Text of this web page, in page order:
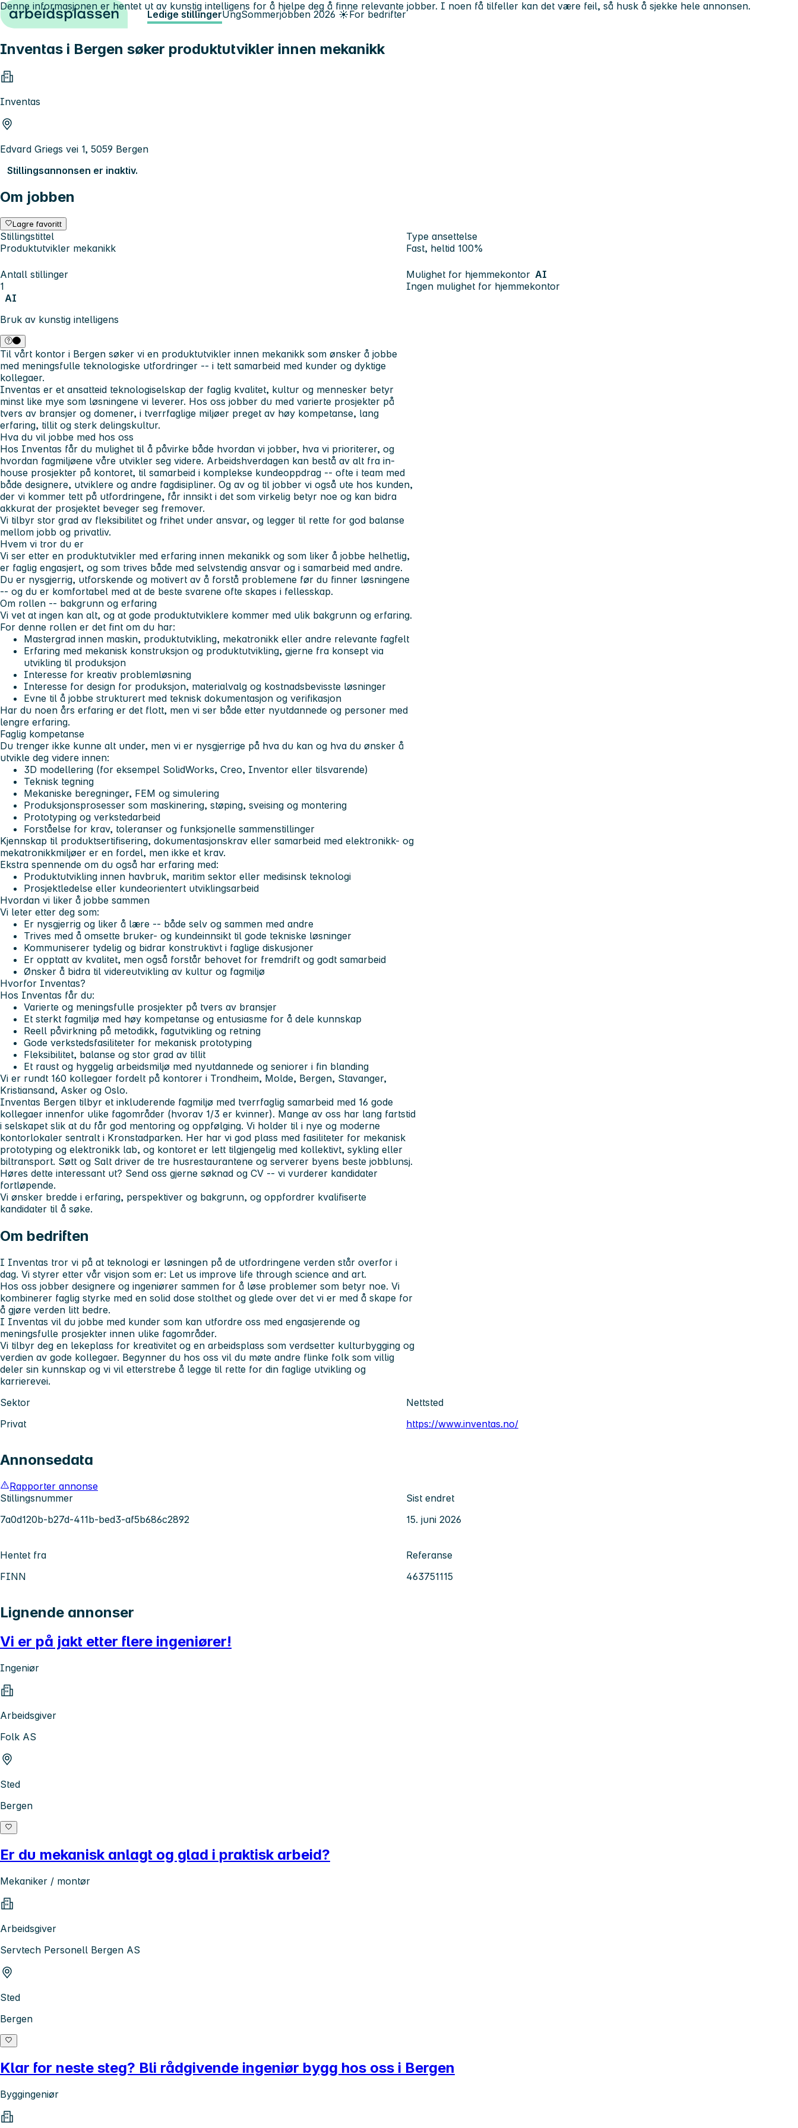
Hopp til innhold Ledige stillingerUngSommerjobben 2026 ☀️For bedrifter
Inventas i Bergen søker produktutvikler innen mekanikk
Inventas
Edvard Griegs vei 1, 5059 Bergen
Stillingsannonsen er inaktiv.
Om jobben
Lagre favoritt
Stillingstittel
Produktutvikler mekanikk
Type ansettelse
Fast, heltid 100%
Antall stillinger
1
Mulighet for hjemmekontor AI
Ingen mulighet for hjemmekontor
AI
Bruk av kunstig intelligens
Denne informasjonen er hentet ut av kunstig intelligens for å hjelpe deg å finne relevante jobber. I noen få tilfeller kan det være feil, så husk å sjekke hele annonsen.
Til vårt kontor i Bergen søker vi en produktutvikler innen mekanikk som ønsker å jobbe
med meningsfulle teknologiske utfordringer -- i tett samarbeid med kunder og dyktige
kollegaer.
Inventas er et ansatteid teknologiselskap der faglig kvalitet, kultur og mennesker betyr
minst like mye som løsningene vi leverer. Hos oss jobber du med varierte prosjekter på
tvers av bransjer og domener, i tverrfaglige miljøer preget av høy kompetanse, lang
erfaring, tillit og sterk delingskultur.
Hva du vil jobbe med hos oss
Hos Inventas får du mulighet til å påvirke både hvordan vi jobber, hva vi prioriterer, og
hvordan fagmiljøene våre utvikler seg videre. Arbeidshverdagen kan bestå av alt fra in-
house prosjekter på kontoret, til samarbeid i komplekse kundeoppdrag -- ofte i team med
både designere, utviklere og andre fagdisipliner. Og av og til jobber vi også ute hos kunden,
der vi kommer tett på utfordringene, får innsikt i det som virkelig betyr noe og kan bidra
akkurat der prosjektet beveger seg fremover.
Vi tilbyr stor grad av fleksibilitet og frihet under ansvar, og legger til rette for god balanse
mellom jobb og privatliv.
Hvem vi tror du er
Vi ser etter en produktutvikler med erfaring innen mekanikk og som liker å jobbe helhetlig,
er faglig engasjert, og som trives både med selvstendig ansvar og i samarbeid med andre.
Du er nysgjerrig, utforskende og motivert av å forstå problemene før du finner løsningene
-- og du er komfortabel med at de beste svarene ofte skapes i fellesskap.
Om rollen -- bakgrunn og erfaring
Vi vet at ingen kan alt, og at gode produktutviklere kommer med ulik bakgrunn og erfaring.
For denne rollen er det fint om du har:
Mastergrad innen maskin, produktutvikling, mekatronikk eller andre relevante fagfelt
Erfaring med mekanisk konstruksjon og produktutvikling, gjerne fra konsept via
utvikling til produksjon
Interesse for kreativ problemløsning
Interesse for design for produksjon, materialvalg og kostnadsbevisste løsninger
Evne til å jobbe strukturert med teknisk dokumentasjon og verifikasjon
Har du noen års erfaring er det flott, men vi ser både etter nyutdannede og personer med
lengre erfaring.
Faglig kompetanse
Du trenger ikke kunne alt under, men vi er nysgjerrige på hva du kan og hva du ønsker å
utvikle deg videre innen:
3D modellering (for eksempel SolidWorks, Creo, Inventor eller tilsvarende)
Teknisk tegning
Mekaniske beregninger, FEM og simulering
Produksjonsprosesser som maskinering, støping, sveising og montering
Prototyping og verkstedarbeid
Forståelse for krav, toleranser og funksjonelle sammenstillinger
Kjennskap til produktsertifisering, dokumentasjonskrav eller samarbeid med elektronikk- og
mekatronikkmiljøer er en fordel, men ikke et krav.
Ekstra spennende om du også har erfaring med:
Produktutvikling innen havbruk, maritim sektor eller medisinsk teknologi
Prosjektledelse eller kundeorientert utviklingsarbeid
Hvordan vi liker å jobbe sammen
Vi leter etter deg som:
Er nysgjerrig og liker å lære -- både selv og sammen med andre
Trives med å omsette bruker- og kundeinnsikt til gode tekniske løsninger
Kommuniserer tydelig og bidrar konstruktivt i faglige diskusjoner
Er opptatt av kvalitet, men også forstår behovet for fremdrift og godt samarbeid
Ønsker å bidra til videreutvikling av kultur og fagmiljø
Hvorfor Inventas?
Hos Inventas får du:
Varierte og meningsfulle prosjekter på tvers av bransjer
Et sterkt fagmiljø med høy kompetanse og entusiasme for å dele kunnskap
Reell påvirkning på metodikk, fagutvikling og retning
Gode verkstedsfasiliteter for mekanisk prototyping
Fleksibilitet, balanse og stor grad av tillit
Et raust og hyggelig arbeidsmiljø med nyutdannede og seniorer i fin blanding
Vi er rundt 160 kollegaer fordelt på kontorer i Trondheim, Molde, Bergen, Stavanger,
Kristiansand, Asker og Oslo.
Inventas Bergen tilbyr et inkluderende fagmiljø med tverrfaglig samarbeid med 16 gode
kollegaer innenfor ulike fagområder (hvorav 1/3 er kvinner). Mange av oss har lang fartstid
i selskapet slik at du får god mentoring og oppfølging. Vi holder til i nye og moderne
kontorlokaler sentralt i Kronstadparken. Her har vi god plass med fasiliteter for mekanisk
prototyping og elektronikk lab, og kontoret er lett tilgjengelig med kollektivt, sykling eller
biltransport. Søtt og Salt driver de tre husrestaurantene og serverer byens beste jobblunsj.
Høres dette interessant ut? Send oss gjerne søknad og CV -- vi vurderer kandidater
fortløpende.
Vi ønsker bredde i erfaring, perspektiver og bakgrunn, og oppfordrer kvalifiserte
kandidater til å søke.
Om bedriften
I Inventas tror vi på at teknologi er løsningen på de utfordringene verden står overfor i
dag. Vi styrer etter vår visjon som er: Let us improve life through science and art.
Hos oss jobber designere og ingeniører sammen for å løse problemer som betyr noe. Vi
kombinerer faglig styrke med en solid dose stolthet og glede over det vi er med å skape for
å gjøre verden litt bedre.
I Inventas vil du jobbe med kunder som kan utfordre oss med engasjerende og
meningsfulle prosjekter innen ulike fagområder.
Vi tilbyr deg en lekeplass for kreativitet og en arbeidsplass som verdsetter kulturbygging og
verdien av gode kollegaer. Begynner du hos oss vil du møte andre flinke folk som villig
deler sin kunnskap og vi vil etterstrebe å legge til rette for din faglige utvikling og
karrierevei.
Sektor
Privat
Nettsted
https://www.inventas.no/
Annonsedata
Rapporter annonse
Stillingsnummer
7a0d120b-b27d-411b-bed3-af5b686c2892
Sist endret
15. juni 2026
Hentet fra
FINN
Referanse
463751115
Lignende annonser
Vi er på jakt etter flere ingeniører!
Ingeniør
Arbeidsgiver
Folk AS
Sted
Bergen
Er du mekanisk anlagt og glad i praktisk arbeid?
Mekaniker / montør
Arbeidsgiver
Servtech Personell Bergen AS
Sted
Bergen
Klar for neste steg? Bli rådgivende ingeniør bygg hos oss i Bergen
Byggingeniør